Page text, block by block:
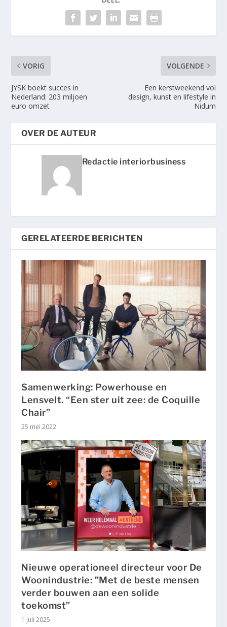
VORIG
JYSK boekt succes in
Nederland: 203 miljoen
euro omzet
VOLGENDE
Een kerstweekend vol
design, kunst en lifestyle in
Nidum
OVER DE AUTEUR
Redactie interiorbusiness
GERELATEERDE BERICHTEN
Samenwerking: Powerhouse en
Lensvelt. “Een ster uit zee: de Coquille
Chair”
25 mei 2022
Nieuwe operationeel directeur voor De
Woonindustrie: ”Met de beste mensen
verder bouwen aan een solide
toekomst”
1 juli 2025